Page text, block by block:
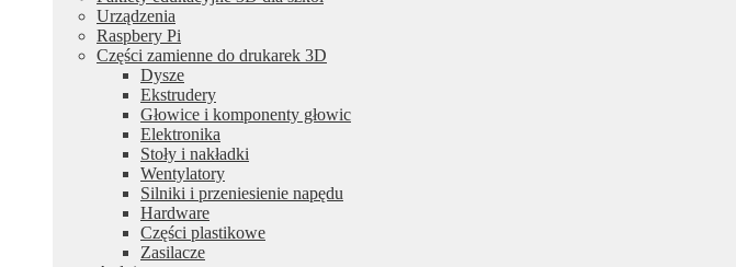
Urządzenia
Raspbery Pi
Części zamienne do drukarek 3D
Dysze
Ekstrudery
Głowice i komponenty głowic
Elektronika
Stoły i nakładki
Wentylatory
Silniki i przeniesienie napędu
Hardware
Części plastikowe
Zasilacze